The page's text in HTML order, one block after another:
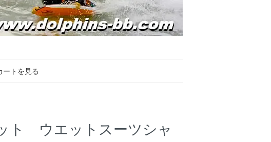
ートを見る
ト ウエットスーツシャ